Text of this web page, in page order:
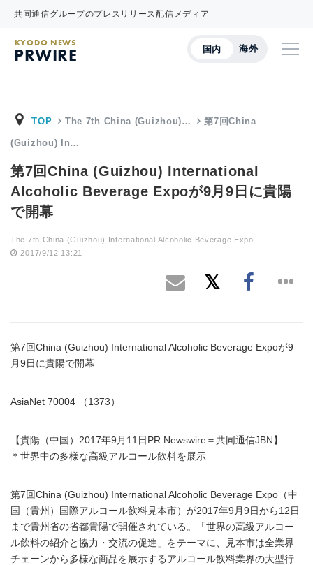
共同通信グループのプレスリリース配信メディア
国内 海外
KYODO NEWS
PRWIRE
TOP The 7th China (Guizhou)… 第7回China
(Guizhou) In…
第7回China (Guizhou) International
Alcoholic Beverage Expoが9月9日に貴陽
で開幕
The 7th China (Guizhou) International Alcoholic Beverage Expo
2017/9/12 13:21
第7回China (Guizhou) International Alcoholic Beverage Expoが9
月9日に貴陽で開幕
AsiaNet 70004 （1373）
【貴陽（中国）2017年9月11日PR Newswire＝共同通信JBN】
＊世界中の多様な高級アルコール飲料を展示
第7回China (Guizhou) International Alcoholic Beverage Expo（中
国（貴州）国際アルコール飲料見本市）が2017年9月9日から12日
まで貴州省の省都貴陽で開催されている。「世界の高級アルコー
ル飲料の紹介と協力・交流の促進」をテーマに、見本市は全業界
チェーンから多様な商品を展示するアルコール飲料業界の大型行